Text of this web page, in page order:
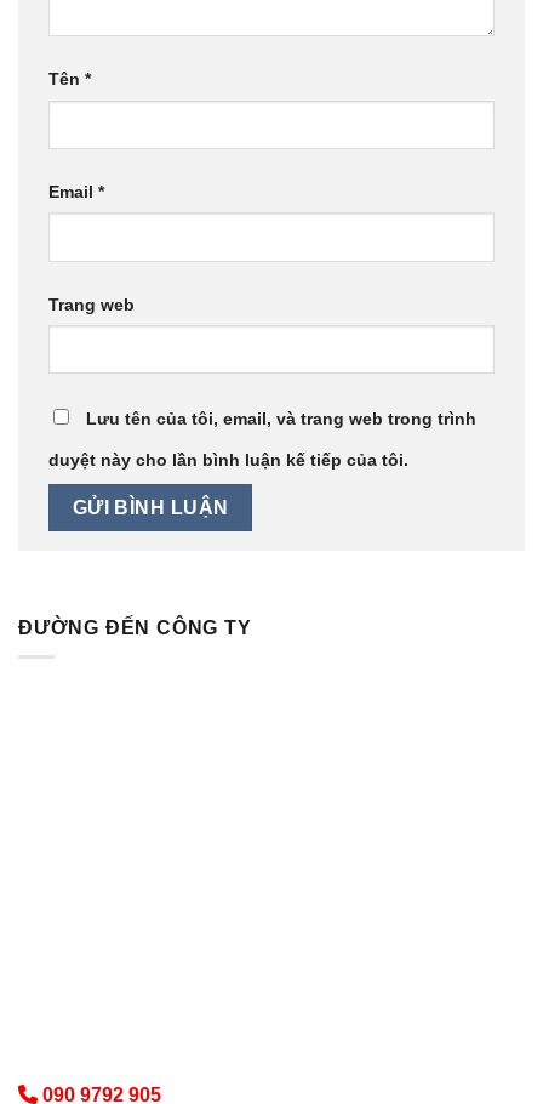
Tên *
Email *
Trang web
Lưu tên của tôi, email, và trang web trong trình
duyệt này cho lần bình luận kế tiếp của tôi.
ĐƯỜNG ĐẾN CÔNG TY
090 9792 905